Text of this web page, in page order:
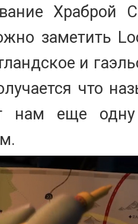
Храброй
заметить
и
что
нам еще